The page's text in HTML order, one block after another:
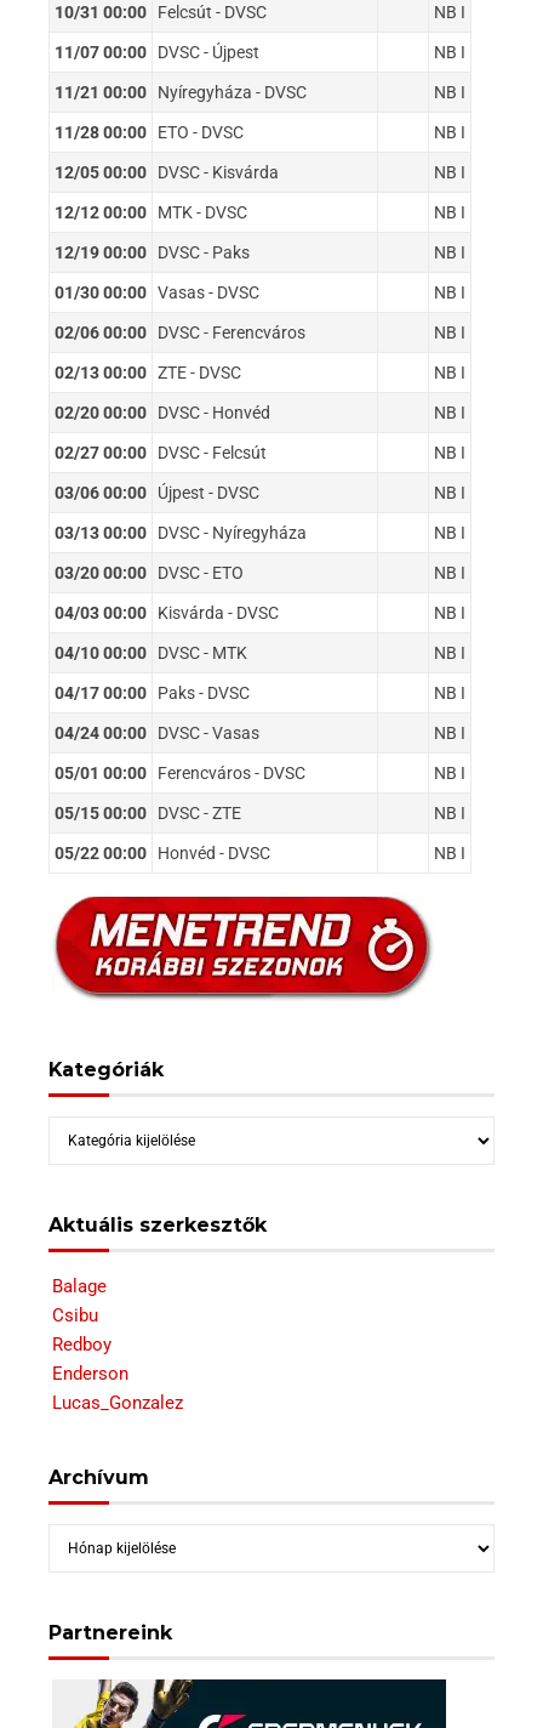
10/31 00:00 Felcsút - DVSC NB I
11/07 00:00 DVSC - Újpest NB I
11/21 00:00 Nyíregyháza - DVSC NB I
11/28 00:00 ETO - DVSC NB I
12/05 00:00 DVSC - Kisvárda NB I
12/12 00:00 MTK - DVSC NB I
12/19 00:00 DVSC - Paks NB I
01/30 00:00 Vasas - DVSC NB I
02/06 00:00 DVSC - Ferencváros NB I
02/13 00:00 ZTE - DVSC NB I
02/20 00:00 DVSC - Honvéd NB I
02/27 00:00 DVSC - Felcsút NB I
03/06 00:00 Újpest - DVSC NB I
03/13 00:00 DVSC - Nyíregyháza NB I
03/20 00:00 DVSC - ETO NB I
04/03 00:00 Kisvárda - DVSC NB I
04/10 00:00 DVSC - MTK NB I
04/17 00:00 Paks - DVSC NB I
04/24 00:00 DVSC - Vasas NB I
05/01 00:00 Ferencváros - DVSC NB I
05/15 00:00 DVSC - ZTE NB I
05/22 00:00 Honvéd - DVSC NB I
Kategóriák
Kategóriák
Aktuális szerkesztők
Balage
Csibu
Redboy
Enderson
Lucas_Gonzalez
Archívum
Archívum
Partnereink